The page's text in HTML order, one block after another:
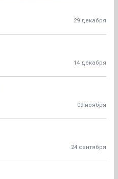
29 декабря
14 декабря
09 ноября
24 сентября